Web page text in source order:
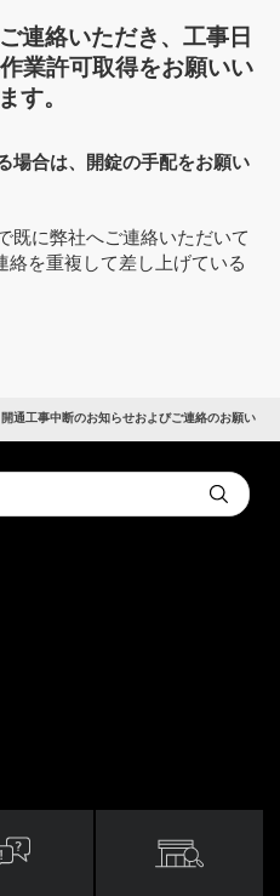
連絡いただき、工事日
業許可取得をお願いい
す。
場合は、開錠の手配をお願い
既に弊社へご連絡いただいて
絡を重複して差し上げている
通工事中断のお知らせおよびご連絡のお願い
Submit